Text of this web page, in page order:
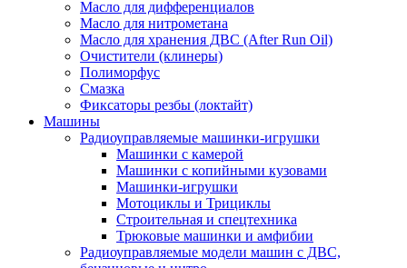
Масло для дифференциалов
Масло для нитрометана
Масло для хранения ДВС (After Run Oil)
Очистители (клинеры)
Полиморфус
Смазка
Фиксаторы резбы (локтайт)
Машины
Радиоуправляемые машинки-игрушки
Машинки с камерой
Машинки с копийными кузовами
Машинки-игрушки
Мотоциклы и Трициклы
Строительная и спецтехника
Трюковые машинки и амфибии
Радиоуправляемые модели машин с ДВС,